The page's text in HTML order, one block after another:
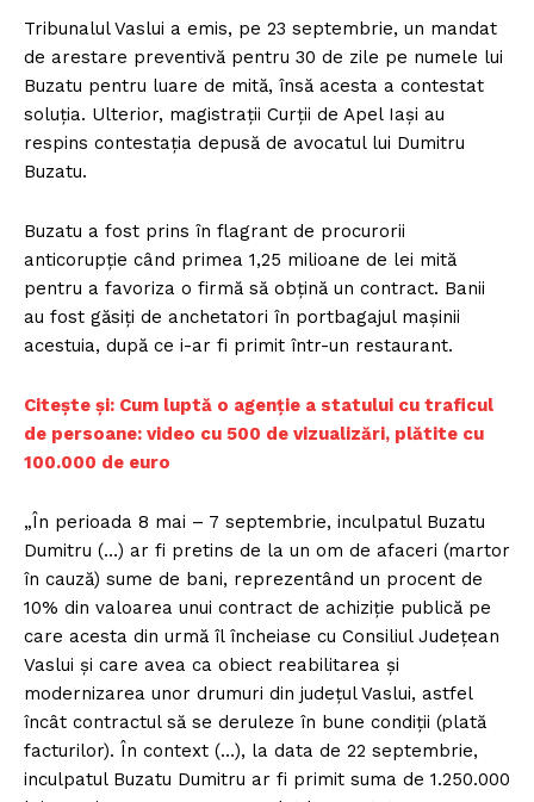
Tribunalul Vaslui a emis, pe 23 septembrie, un mandat
de arestare preventivă pentru 30 de zile pe numele lui
Buzatu pentru luare de mită, însă acesta a contestat
soluţia. Ulterior, magistraţii Curţii de Apel Iaşi au
respins contestaţia depusă de avocatul lui Dumitru
Buzatu.
Buzatu a fost prins în flagrant de procurorii
anticorupţie când primea 1,25 milioane de lei mită
pentru a favoriza o firmă să obţină un contract. Banii
au fost găsiţi de anchetatori în portbagajul maşinii
acestuia, după ce i-ar fi primit într-un restaurant.
Citește și: Cum luptă o agenție a statului cu traficul
de persoane: video cu 500 de vizualizări, plătite cu
100.000 de euro
„În perioada 8 mai – 7 septembrie, inculpatul Buzatu
Dumitru (…) ar fi pretins de la un om de afaceri (martor
în cauză) sume de bani, reprezentând un procent de
10% din valoarea unui contract de achiziţie publică pe
care acesta din urmă îl încheiase cu Consiliul Judeţean
Vaslui şi care avea ca obiect reabilitarea şi
modernizarea unor drumuri din judeţul Vaslui, astfel
încât contractul să se deruleze în bune condiţii (plată
facturilor). În context (…), la data de 22 septembrie,
inculpatul Buzatu Dumitru ar fi primit suma de 1.250.000